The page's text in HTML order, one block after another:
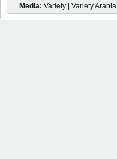
Media: Variety | Variety Arabia